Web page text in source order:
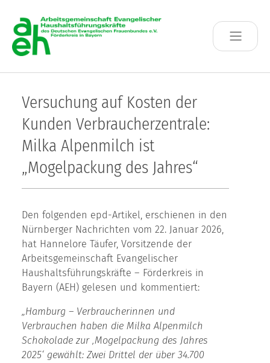
Versuchung auf Kosten der
Kunden Verbraucherzentrale:
Milka Alpenmilch ist
„Mogelpackung des Jahres“
Den folgenden epd-Artikel, erschienen in den
Nürnberger Nachrichten vom 22. Januar 2026,
hat Hannelore Täufer, Vorsitzende der
Arbeitsgemeinschaft Evangelischer
Haushaltsführungskräfte – Förderkreis in
Bayern (AEH) gelesen und kommentiert:
„Hamburg – Verbraucherinnen und
Verbrauchen haben die Milka Alpenmilch
Schokolade zur ‚Mogelpackung des Jahres
2025‘ gewählt: Zwei Drittel der über 34.700